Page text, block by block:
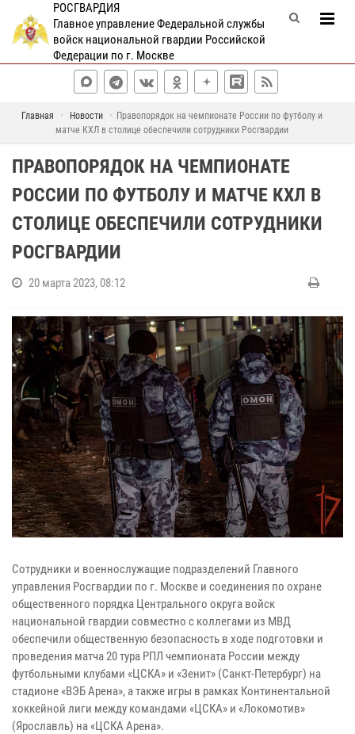
РОСГВАРДИЯ
Главное управление Федеральной службы
войск национальной гвардии Российской
Федерации по г. Москве
Главная Новости
Правопорядок на чемпионате России по футболу и
матче КХЛ в столице обеспечили сотрудники Росгвардии
ПРАВОПОРЯДОК НА ЧЕМПИОНАТЕ
РОССИИ ПО ФУТБОЛУ И МАТЧЕ КХЛ В
СТОЛИЦЕ ОБЕСПЕЧИЛИ СОТРУДНИКИ
РОСГВАРДИИ
20 марта 2023, 08:12
Сотрудники и военнослужащие подразделений Главного
управления Росгвардии по г. Москве и соединения по охране
общественного порядка Центрального округа войск
национальной гвардии совместно с коллегами из МВД
обеспечили общественную безопасность в ходе подготовки и
проведения матча 20 тура РПЛ чемпионата России между
футбольными клубами «ЦСКА» и «Зенит» (Санкт-Петербург) на
стадионе «ВЭБ Арена», а также игры в рамках Континентальной
хоккейной лиги между командами «ЦСКА» и «Локомотив»
(Ярославль) на «ЦСКА Арена».